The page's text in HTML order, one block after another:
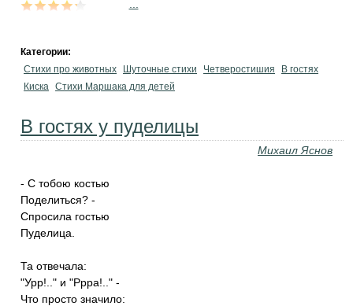
Категории:
Стихи про животных
Шуточные стихи Четверостишия
В гостях
Киска Стихи Маршака для детей
В гостях у пуделицы
Михаил Яснов
- С тобою костью
Поделиться? -
Спросила гостью
Пуделица.
Та отвечала:
"Урр!.." и "Ррра!.." -
Что просто значило: